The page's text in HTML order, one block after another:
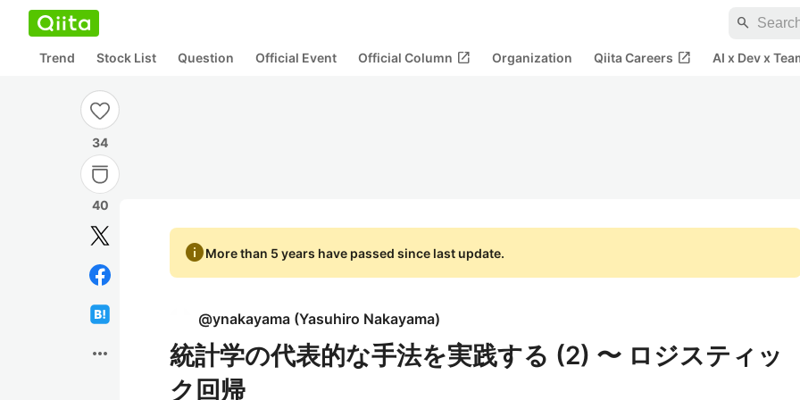
search
Trend Stock List Question Official Event Official Column open_in_new Organization Qiita Careers open_in_new AI x Dev x
34
40
more_horiz
infoMore than 5 years have passed since last update.
@ynakayama (Yasuhiro Nakayama)
統計学の代表的な手法を実践する (2) 〜 ロジスティッ
ク回帰